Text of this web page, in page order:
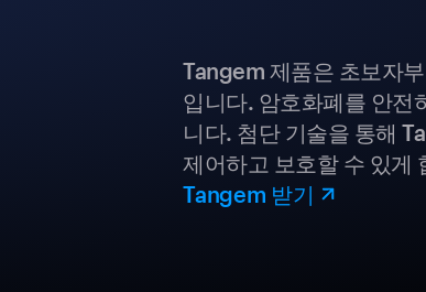
Tangem 제품은 초보자
입니다. 암호화폐를 안전
니다. 첨단 기술을 통해
제어하고 보호할 수 있게
Tangem 받기